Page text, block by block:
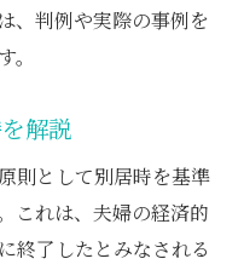
、判例や実際の事例を
解説
則として別居時を基準
これは、夫婦の経済的
終了したとみなされる